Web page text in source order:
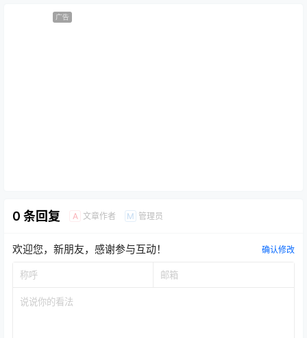
广告
0 条回复 A 文章作者 M 管理员
欢迎您，新朋友，感谢参与互动！ 确认修改